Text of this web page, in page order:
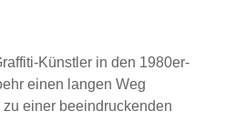
Künstler in den 1980er-
einen langen Weg
einer beeindruckenden